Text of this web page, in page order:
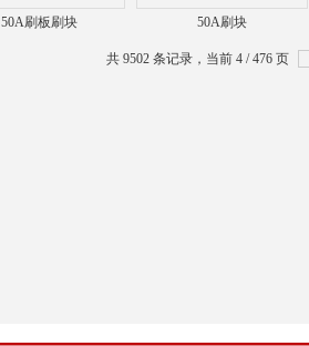
50A刷板刷块 50A刷块
共 9502 条记录，当前 4 / 476 页